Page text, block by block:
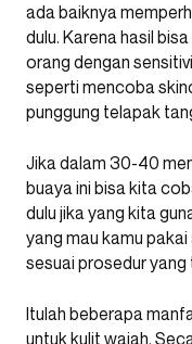
ada baiknya
dulu. Karena hasil
orang dengan
seperti mencoba
punggung telapak
Jika dalam 30-40
buaya ini bisa kita
dulu jika yang kita
yang mau kamu
sesuai prosedur
Itulah beberapa
untuk kulit wajah.